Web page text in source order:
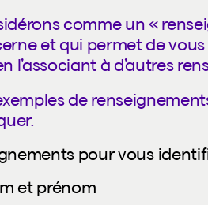
comme un «
et qui permet de
l’associant à d’autres
de
pour vous
et prénom